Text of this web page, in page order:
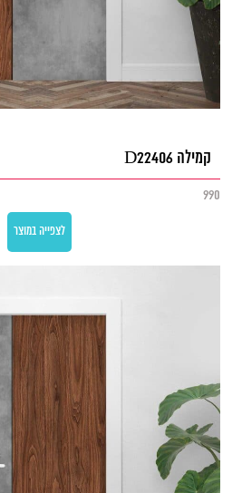
קמילה D22406
990
לצפייה במוצר